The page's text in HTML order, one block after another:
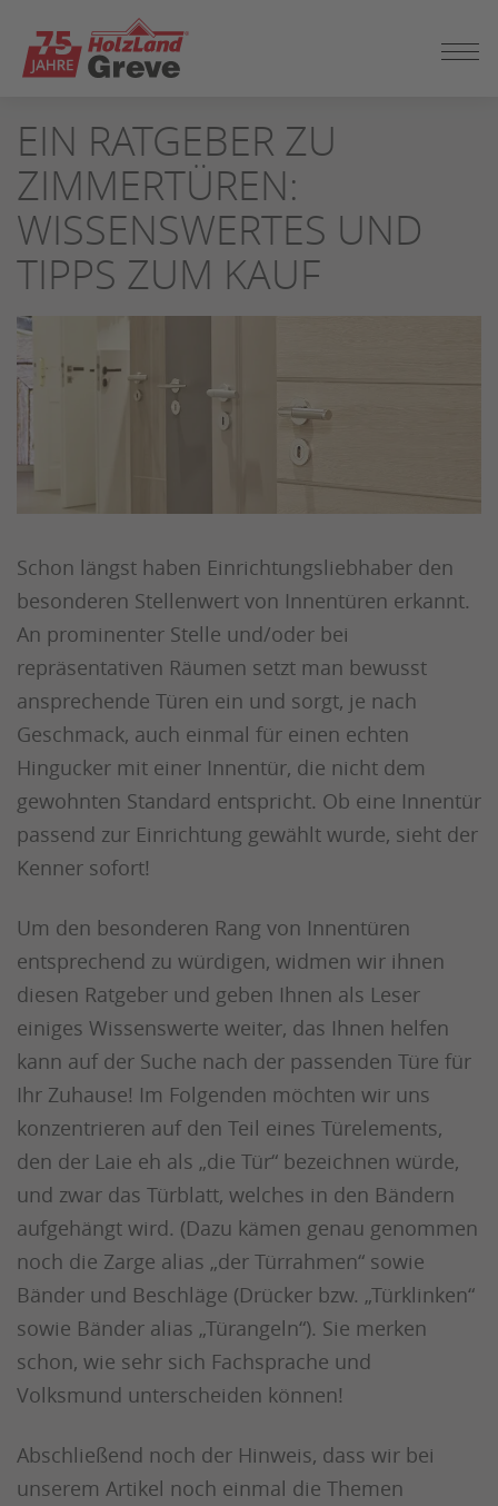
SEITENINHALT
SPRINGEN
EIN RATGEBER ZU
ZIMMERTÜREN:
WISSENSWERTES UND
TIPPS ZUM KAUF
Schon längst haben Einrichtungsliebhaber den
besonderen Stellenwert von Innentüren erkannt.
An prominenter Stelle und/oder bei
repräsentativen Räumen setzt man bewusst
ansprechende Türen ein und sorgt, je nach
Geschmack, auch einmal für einen echten
Hingucker mit einer Innentür, die nicht dem
gewohnten Standard entspricht. Ob eine Innentür
passend zur Einrichtung gewählt wurde, sieht der
Kenner sofort!
Um den besonderen Rang von Innentüren
entsprechend zu würdigen, widmen wir ihnen
diesen Ratgeber und geben Ihnen als Leser
einiges Wissenswerte weiter, das Ihnen helfen
kann auf der Suche nach der passenden Türe für
Ihr Zuhause! Im Folgenden möchten wir uns
konzentrieren auf den Teil eines Türelements,
den der Laie eh als „die Tür“ bezeichnen würde,
und zwar das Türblatt, welches in den Bändern
aufgehängt wird. (Dazu kämen genau genommen
noch die Zarge alias „der Türrahmen“ sowie
Bänder und Beschläge (Drücker bzw. „Türklinken“
sowie Bänder alias „Türangeln“). Sie merken
schon, wie sehr sich Fachsprache und
Volksmund unterscheiden können!
Abschließend noch der Hinweis, dass wir bei
unserem Artikel noch einmal die Themen